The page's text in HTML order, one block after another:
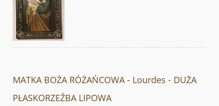
MATKA BOŻA RÓŻAŃCOWA - Lourdes - DUŻA
PŁASKORZEŹBA LIPOWA